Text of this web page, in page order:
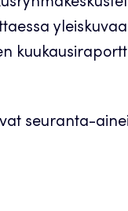
yleiskuvaa
seuranta-